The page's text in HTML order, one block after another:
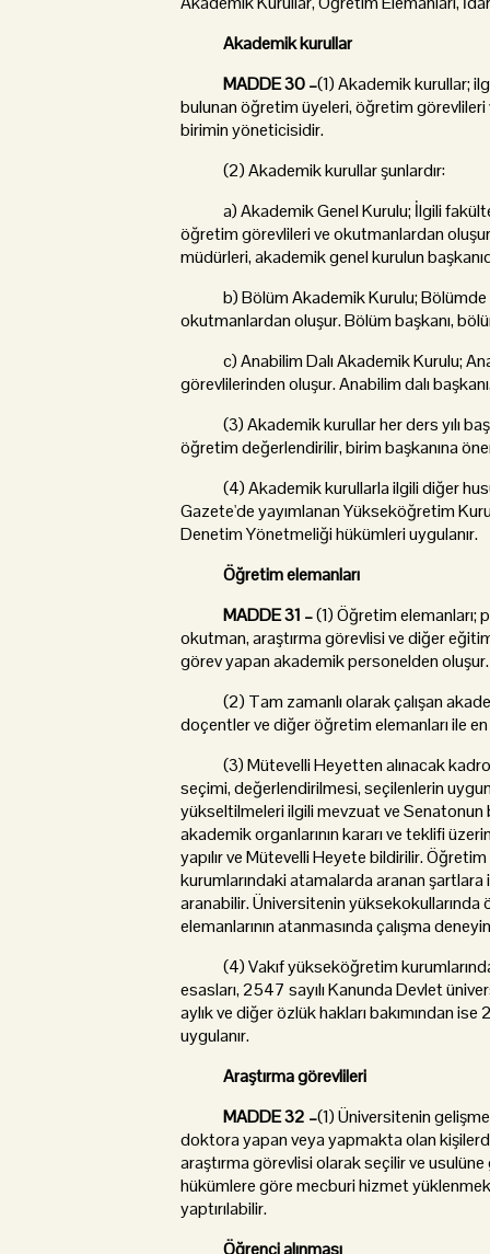
Akademik kurullar
MADDE 30 –(1) Akademik kurullar;
bulunan öğretim üyeleri, öğretim
birimin yöneticisidir.
(2) Akademik kurullar şunlardır:
a) Akademik Genel Kurulu; İlgili
öğretim görevlileri ve okutmanlardan
müdürleri, akademik genel kurulun
b) Bölüm Akademik Kurulu; Bölümde
okutmanlardan oluşur. Bölüm başkanı,
c) Anabilim Dalı Akademik Kurulu;
görevlilerinden oluşur. Anabilim dalı
(3) Akademik kurullar her ders yılı
öğretim değerlendirilir, birim başkanına
(4) Akademik kurullarla ilgili diğer
Gazete'de yayımlanan Yükseköğretim
Denetim Yönetmeliği hükümleri uygulanır.
Öğretim elemanları
MADDE 31 –(1) Öğretim
okutman, araştırma görevlisi ve diğer
görev yapan akademik personelden oluşur.
(2) Tam zamanlı olarak çalışan
doçentler ve diğer öğretim elemanları ile en
(3) Mütevelli Heyetten alınacak kadro
seçimi, değerlendirilmesi, seçilenlerin
yükseltilmeleri ilgili mevzuat ve
akademik organlarının kararı ve teklifi
yapılır ve Mütevelli Heyete bildirilir.
kurumlarındaki atamalarda aranan
aranabilir. Üniversitenin
elemanlarının atanmasında çalışma
(4) Vakıf yükseköğretim kurumlarında
esasları, 2547 sayılı Kanunda Devlet
aylık ve diğer özlük hakları bakımından
uygulanır.
Araştırma görevlileri
MADDE 32 –(1) Üniversitenin
doktora yapan veya yapmakta olan
araştırma görevlisi olarak seçilir ve
hükümlere göre mecburi hizmet
yaptırılabilir.
Öğrenci alınması